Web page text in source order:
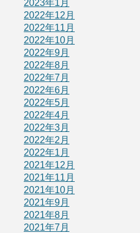
2023年1月
2022年12月
2022年11月
2022年10月
2022年9月
2022年8月
2022年7月
2022年6月
2022年5月
2022年4月
2022年3月
2022年2月
2022年1月
2021年12月
2021年11月
2021年10月
2021年9月
2021年8月
2021年7月